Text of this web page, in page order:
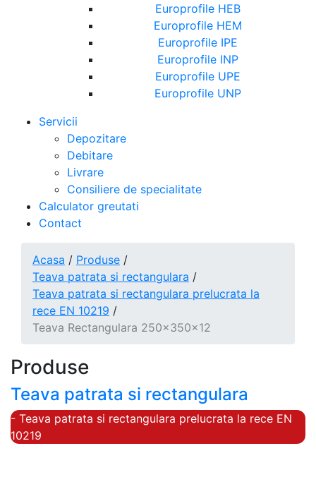
Europrofile HEB
Europrofile HEM
Europrofile IPE
Europrofile INP
Europrofile UPE
Europrofile UNP
Servicii
Depozitare
Debitare
Livrare
Consiliere de specialitate
Calculator greutati
Contact
Acasa / Produse /
Teava patrata si rectangulara /
Teava patrata si rectangulara prelucrata la
rece EN 10219 /
Teava Rectangulara 250x350x12
Produse
Teava patrata si rectangulara
- Teava patrata si rectangulara prelucrata la rece EN
10219